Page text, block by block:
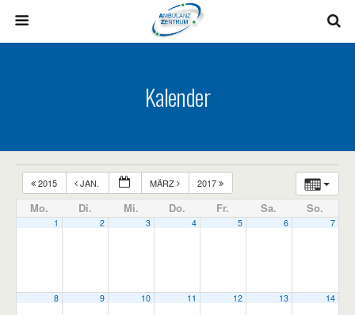
Kalender
2015 JAN. MÄRZ 2017
Mo. Di. Mi. Do. Fr. Sa. So.
1 2 3 4 5 6 7
8 9 10 11 12 13 14